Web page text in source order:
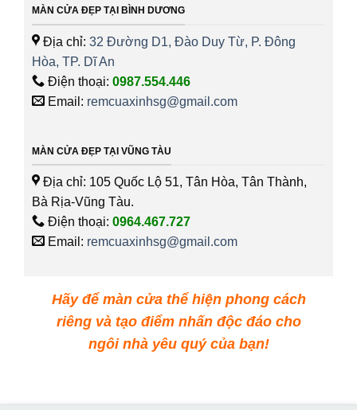
MÀN CỬA ĐẸP TẠI BÌNH DƯƠNG
Địa chỉ: 32 Đường D1, Đào Duy Từ, P. Đông
Hòa, TP. Dĩ An
Điện thoại: 0987.554.446
Email: remcuaxinhsg@gmail.com
MÀN CỬA ĐẸP TẠI VŨNG TÀU
Địa chỉ: 105 Quốc Lộ 51, Tân Hòa, Tân Thành,
Bà Rịa-Vũng Tàu.
Điện thoại: 0964.467.727
Email: remcuaxinhsg@gmail.com
Hãy để màn cửa thể hiện phong cách
riêng và tạo điểm nhấn độc đáo cho
ngôi nhà yêu quý của bạn!